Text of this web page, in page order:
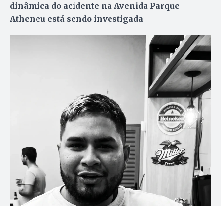
dinâmica do acidente na Avenida Parque
Atheneu está sendo investigada